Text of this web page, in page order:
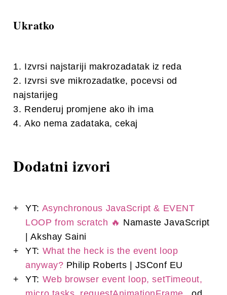
Ukratko
Izvrsi najstariji makrozadatak iz reda
Izvrsi sve mikrozadatke, pocevsi od
najstarijeg
Renderuj promjene ako ih ima
Ako nema zadataka, cekaj
Dodatni izvori
YT: Asynchronous JavaScript & EVENT
LOOP from scratch 🔥 Namaste JavaScript
| Akshay Saini
YT: What the heck is the event loop
anyway? Philip Roberts | JSConf EU
YT: Web browser event loop, setTimeout,